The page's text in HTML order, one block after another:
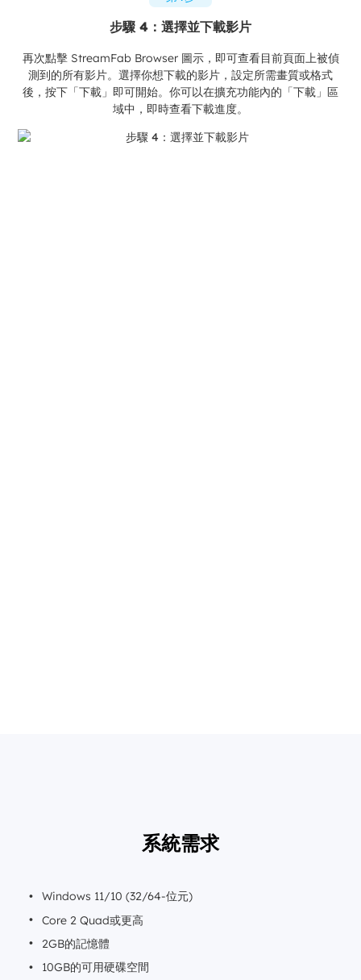
步驟 4：選擇並下載影片
再次點擊 StreamFab Browser 圖示，即可查看目前頁面上被偵
測到的所有影片。選擇你想下載的影片，設定所需畫質或格式
後，按下「下載」即可開始。你可以在擴充功能內的「下載」區
域中，即時查看下載進度。
系統需求
Windows 11/10 (32/64-位元)
Core 2 Quad或更高
2GB的記憶體
10GB的可用硬碟空間